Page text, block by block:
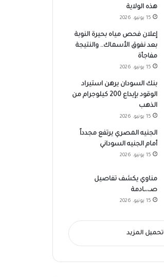
هذه الولاية
15 يونيو، 2026
إعلان فحص مياه بحيرة النوبة
بعد نفوق الأسماك.. والنتيجة
مفاجأة
15 يونيو، 2026
بنك السودان يرهن استيراد
الوقود بإيداع 200 كيلوجرام من
الذهب
15 يونيو، 2026
الجنيه المصري يرتفع مجدداً
أمام الجنيه السوداني
15 يونيو، 2026
مناوي يكشف تفاصيل
صـ،،ـادمة
15 يونيو، 2026
تحميل المزيد